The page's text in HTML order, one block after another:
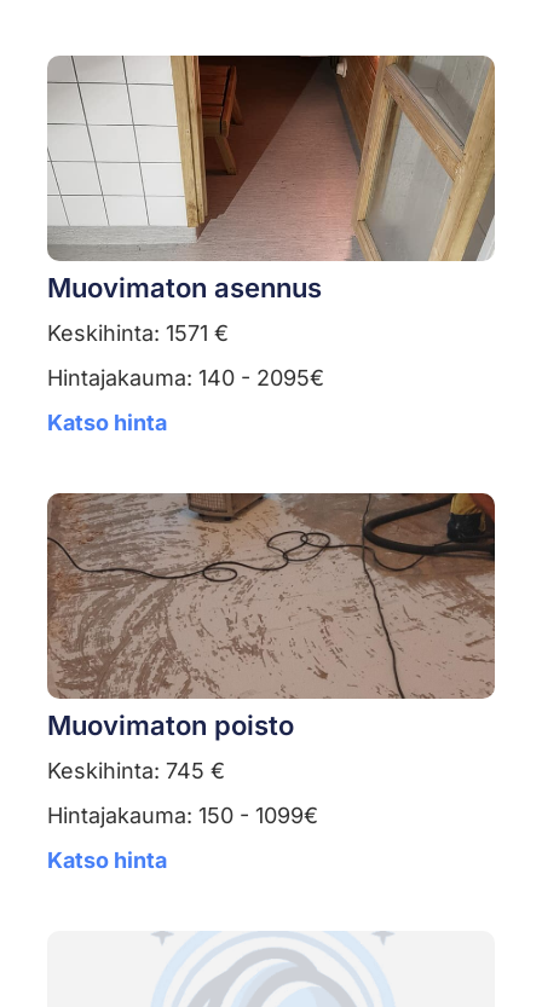
Muovimaton asennus
Keskihinta: 1571 €
Hintajakauma: 140 - 2095€
Katso hinta
Muovimaton poisto
Keskihinta: 745 €
Hintajakauma: 150 - 1099€
Katso hinta